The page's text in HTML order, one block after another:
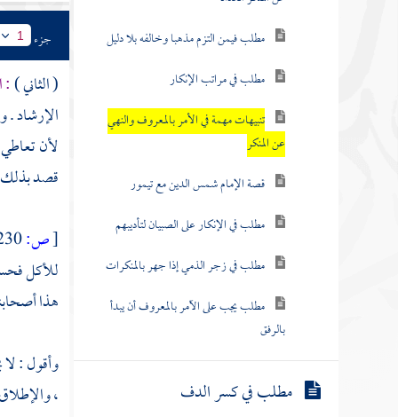
مطلب فيمن التزم مذهبا وخالفه بلا دليل
مطلب في مراتب الإنكار
تنبيهات مهمة في الأمر بالمعروف والنهي
عن المنكر
قصة الإمام شمس الدين مع تيمور
مطلب في الإنكار على الصبيان لتأديبهم
مطلب في زجر الذمي إذا جهر بالمنكرات
مطلب يجب على الآمر بالمعروف أن يبدأ
بالرفق
مطلب في كسر الدف
جزء 1
( الثاني ):
الإرشاد .
لأن
قصد بذلك
[ص:230 ]
للأكل
هذا
وأقول:
،